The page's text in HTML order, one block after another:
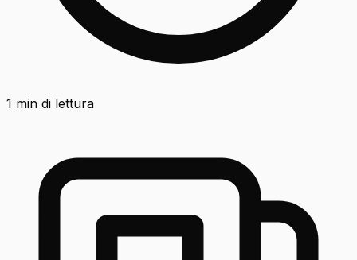
1 min di lettura